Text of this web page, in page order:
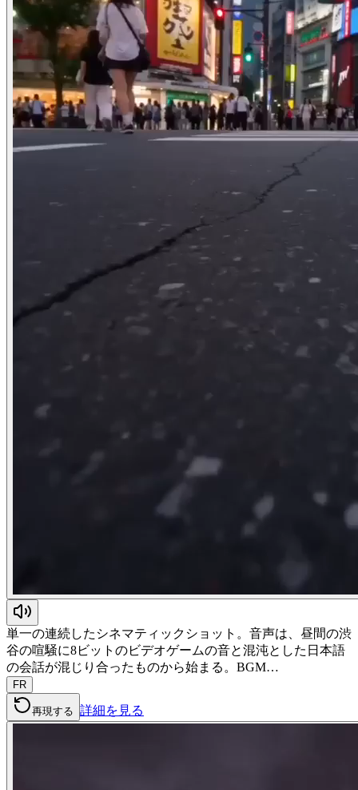
単一の連続したシネマティックショット。音声は、昼間の渋
谷の喧騒に8ビットのビデオゲームの音と混沌とした日本語
の会話が混じり合ったものから始まる。BGM…
FR
再現する 詳細を見る